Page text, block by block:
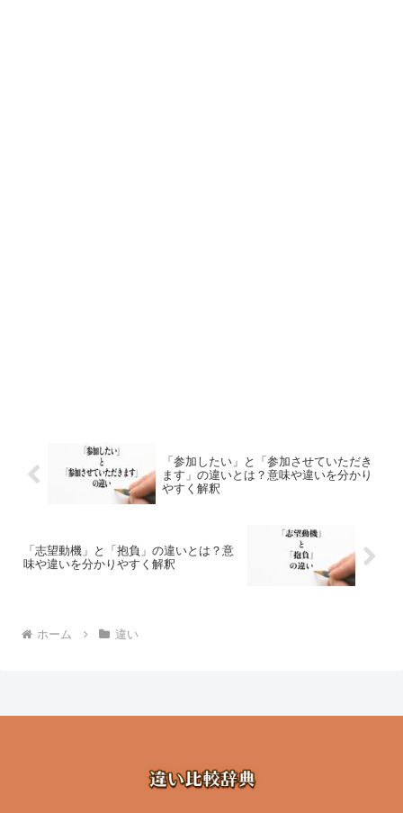
「参加したい」と「参加させていただき
ます」の違いとは？意味や違いを分かり
やすく解釈
「志望動機」と「抱負」の違いとは？意
味や違いを分かりやすく解釈
ホーム 違い